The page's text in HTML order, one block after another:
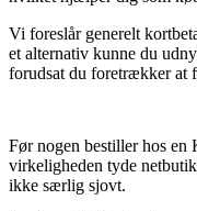
Vi foreslår generelt
et alternativ kunne du
forudsat du foretrækker at
Før nogen bestiller hos en
virkeligheden tyde
ikke særlig sjovt.